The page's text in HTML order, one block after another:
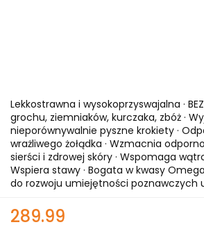
Lekkostrawna i wysokoprzyswajalna ·
grochu, ziemniaków, kurczaka, zbóż ·
nieporównywalnie pyszne krokiety ·
wrażliwego żołądka · Wzmacnia
sierści i zdrowej skóry · Wspomaga
Wspiera stawy · Bogata w kwasy
do rozwoju umiejętności poznawczych
289.99